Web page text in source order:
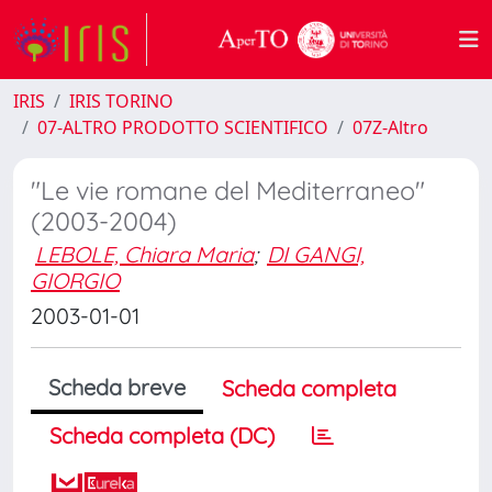
IRIS
IRIS TORINO
07-ALTRO PRODOTTO SCIENTIFICO
07Z-Altro
"Le vie romane del Mediterraneo"
(2003-2004)
LEBOLE, Chiara Maria; DI GANGI,
GIORGIO
2003-01-01
Scheda breve
Scheda completa
Scheda completa (DC)